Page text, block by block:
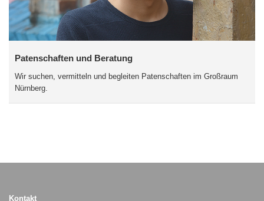
Patenschaften und Beratung
Wir suchen, vermitteln und begleiten Patenschaften im Großraum
Nürnberg.
Kontakt